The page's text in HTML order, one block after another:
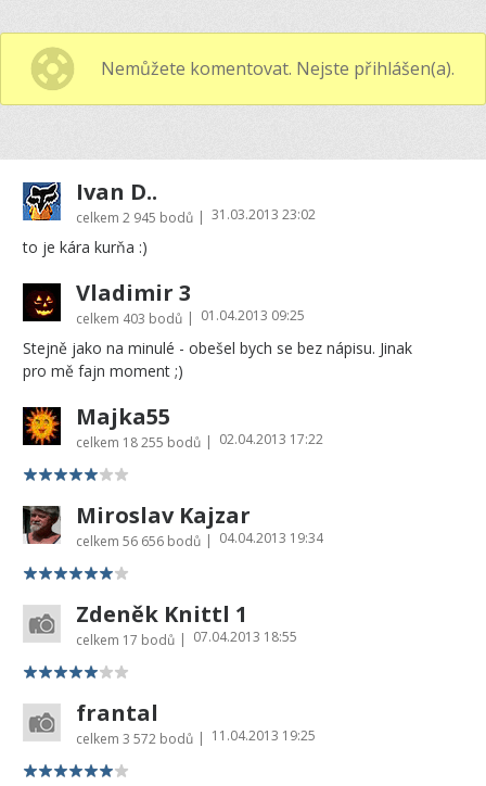
Nemůžete komentovat. Nejste přihlášen(a).
Ivan D..
celkem 2 945 bodů 31.03.2013 23:02
to je kára kurňa :)
Vladimir 3
celkem 403 bodů 01.04.2013 09:25
Stejně jako na minulé - obešel bych se bez nápisu. Jinak
pro mě fajn moment ;)
Majka55
celkem 18 255 bodů 02.04.2013 17:22
Miroslav Kajzar
celkem 56 656 bodů 04.04.2013 19:34
Zdeněk Knittl 1
celkem 17 bodů 07.04.2013 18:55
frantal
celkem 3 572 bodů 11.04.2013 19:25